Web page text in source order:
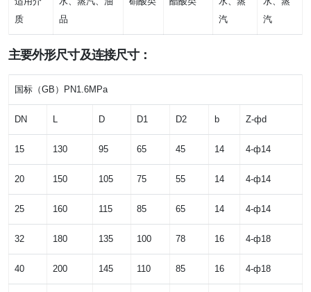
质
品
汽
汽
主要外形尺寸及连接尺寸：
国标（GB）PN1.6MPa
DN D D1 D2 b Z-фd
15 130 95 65 45 14 4-ф14
20 150 105 75 55 14 4-ф14
25 160 115 85 65 14 4-ф14
32 180 135 100 78 16 4-ф18
40 200 145 110 85 16 4-ф18